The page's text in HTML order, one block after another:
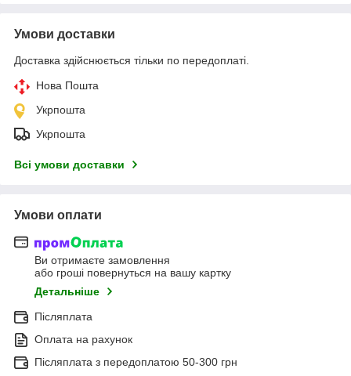
Умови доставки
Доставка здійснюється тільки по передоплаті.
Нова Пошта
Укрпошта
Укрпошта
Всі умови доставки
Умови оплати
Ви отримаєте замовлення
або гроші повернуться на вашу картку
Детальніше
Післяплата
Оплата на рахунок
Післяплата з передоплатою 50-300 грн